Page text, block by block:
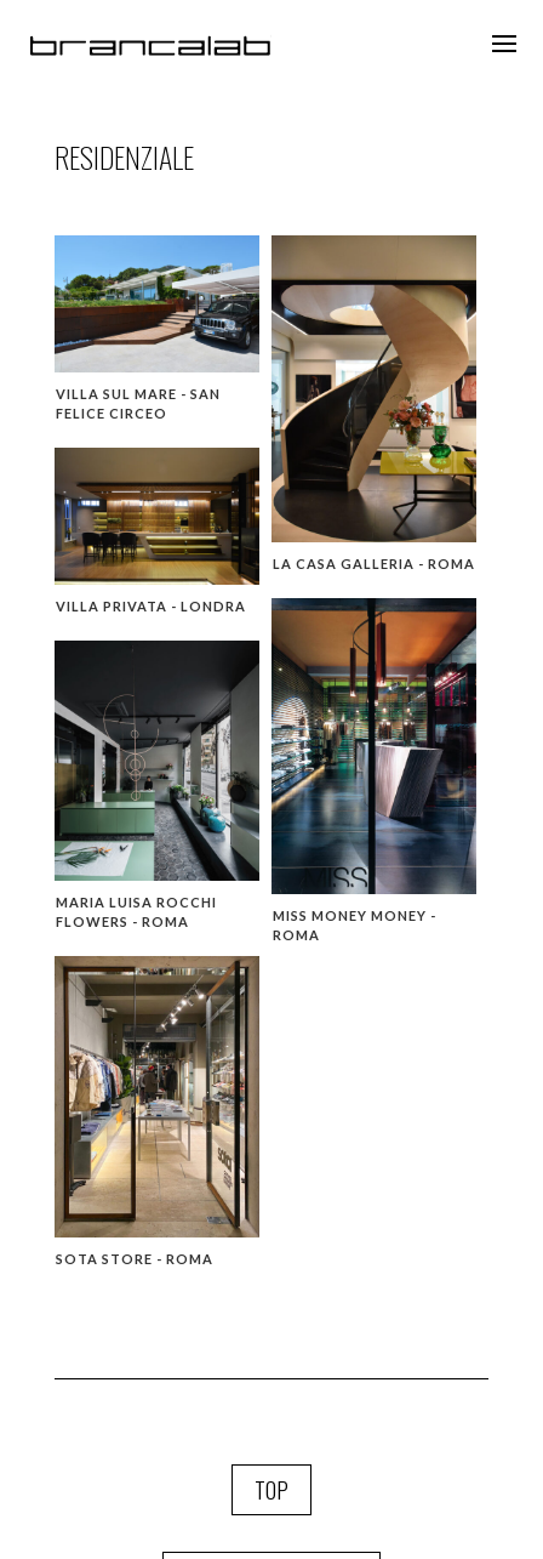
RESIDENZIALE
VILLA SUL MARE - SAN
FELICE CIRCEO
LA CASA GALLERIA - ROMA
VILLA PRIVATA - LONDRA
MISS MONEY MONEY -
ROMA
MARIA LUISA ROCCHI
FLOWERS - ROMA
SOTA STORE - ROMA
TOP